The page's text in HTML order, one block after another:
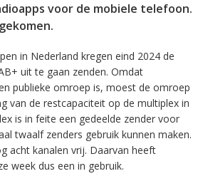
voor de mobiele telefoon.
in Nederland kregen eind 2024 de
uit te gaan zenden. Omdat
publieke omroep is, moest de omroep
van de restcapaciteit op de multiplex in
is in feite een gedeelde zender voor
twaalf zenders gebruik kunnen maken.
acht kanalen vrij. Daarvan heeft
week dus een in gebruik.